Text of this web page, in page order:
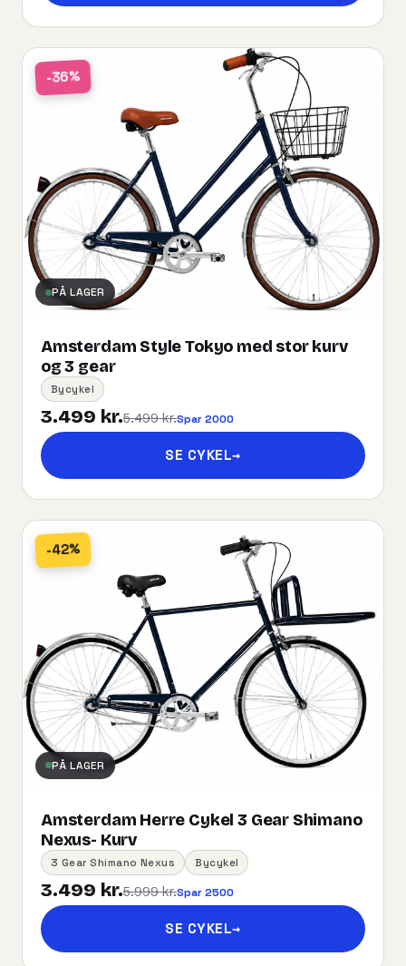
-36%
PÅ LAGER
Amsterdam Style Tokyo med stor kurv
og 3 gear
Bycykel
3.499 kr.5.499 kr.Spar 2000
SE CYKEL→
-42%
PÅ LAGER
Amsterdam Herre Cykel 3 Gear Shimano
Nexus- Kurv
3 Gear Shimano Nexus Bycykel
3.499 kr.5.999 kr.Spar 2500
SE CYKEL→